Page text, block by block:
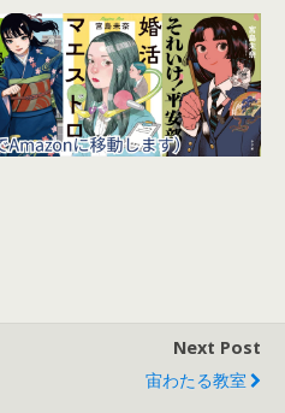
Next Post
宙わたる教室